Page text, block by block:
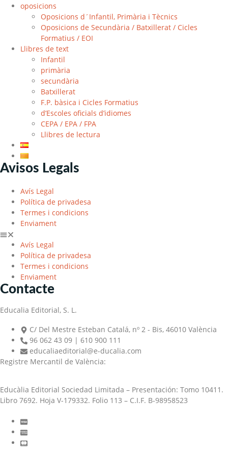
oposicions
Oposicions d´Infantil, Primària i Tècnics
Oposicions de Secundària / Batxillerat / Cicles
Formatius / EOI
Llibres de text
Infantil
primària
secundària
Batxillerat
F.P. bàsica i Cicles Formatius
d’Escoles oficials d’idiomes
CEPA / EPA / FPA
Llibres de lectura
Avisos Legals
Avís Legal
Política de privadesa
Termes i condicions
Enviament
Avís Legal
Política de privadesa
Termes i condicions
Enviament
Contacte
Educalia Editorial, S. L.
C/ Del Mestre Esteban Catalá, nº 2 - Bis, 46010 València
96 062 43 09 | 610 900 111
educaliaeditorial@e-ducalia.com
Registre Mercantil de València:
Educàlia Editorial Sociedad Limitada – Presentación: Tomo 10411.
Libro 7692. Hoja V-179332. Folio 113 – C.I.F. B-98958523